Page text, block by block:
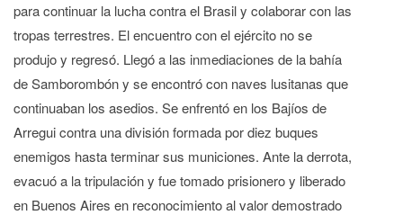
para continuar la lucha contra el Brasil y colaborar con las
tropas terrestres. El encuentro con el ejército no se
produjo y regresó. Llegó a las inmediaciones de la bahía
de Samborombón y se encontró con naves lusitanas que
continuaban los asedios. Se enfrentó en los Bajíos de
Arregui contra una división formada por diez buques
enemigos hasta terminar sus municiones. Ante la derrota,
evacuó a la tripulación y fue tomado prisionero y liberado
en Buenos Aires en reconocimiento al valor demostrado